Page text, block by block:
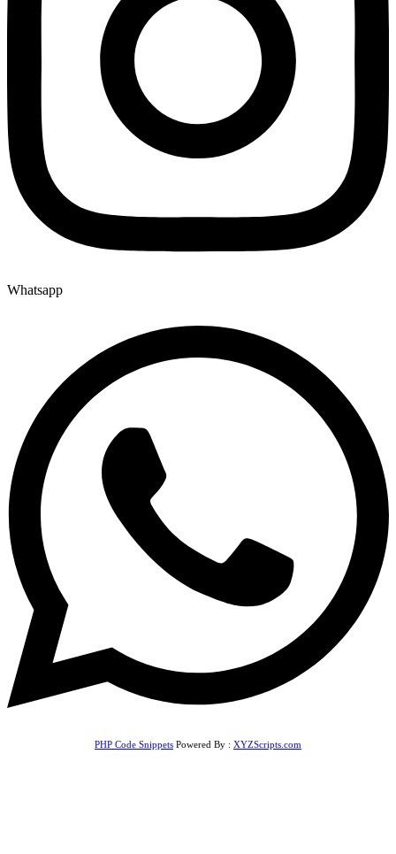
Whatsapp
PHP Code Snippets Powered By : XYZScripts.com